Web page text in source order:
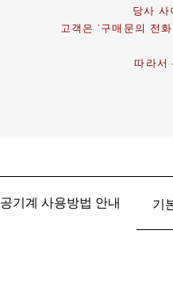
당사
고객은 ‘구매문의 전
따라서
공기계 사용방법 안내 기